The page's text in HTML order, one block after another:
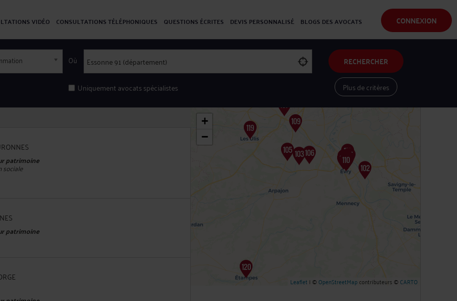
CONNEXION
VIDÉO CONSULTATIONS TÉLÉPHONIQUES QUESTIONS ÉCRITES DEVIS PERSONNALISÉ BLOGS DES AVOCATS
Où
Uniquement avocats spécialistes
RECHERCHER
Plus de critères
patrimoine
sociale
patrimoine
+
−
Leaflet | ©OpenStreetMapcontributeurs ©CARTO